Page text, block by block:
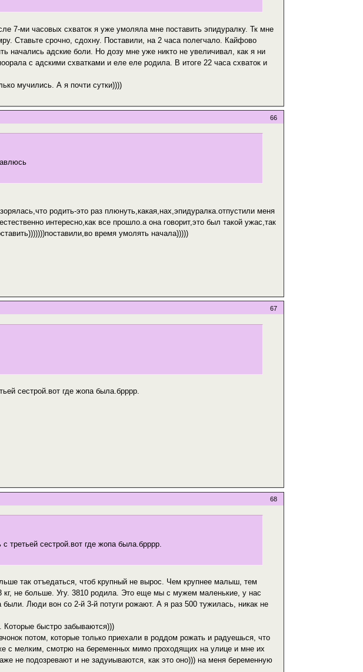
7-ми часовых схваток я уже умоляла мне поставить эпидуралку. Тк мне
Ставьте срочно, сдохну. Поставили, на 2 часа полегчало. Кайфово
начались адские боли. Но дозу мне уже никто не увеличивал, как я ни
с адскими схватками и еле еле родила. В итоге 22 часа схваток и
мучились. А я почти сутки))))
66
родить-это раз плюнуть,какая,нах,эпидуралка.отпустили меня
интересно,как все прошло.а она говорит,это был такой ужас,так
время умолять начала)))))
67
сестрой.вот где жопа была.брррр.
68
третьей сестрой.вот где жопа была.брррр.
так отъедаться, чтоб крупный не вырос. Чем крупнее малыш, тем
не больше. Угу. 3810 родила. Это еще мы с мужем маленькие, у нас
были. Люди вон со 2-й 3-й потуги рожают. А я раз 500 тужилась, никак не
быстро забываются)))
потом, которые только приехали в роддом рожать и радуешься, что
с мелким, смотрю на беременных мимо проходящих на улице и мне их
не подозревают и не задуиываются, как это оно))) на меня беременную